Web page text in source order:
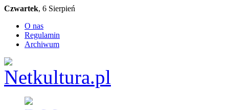
Czwartek, 6 Sierpień
O nas
Regulamin
Archiwum